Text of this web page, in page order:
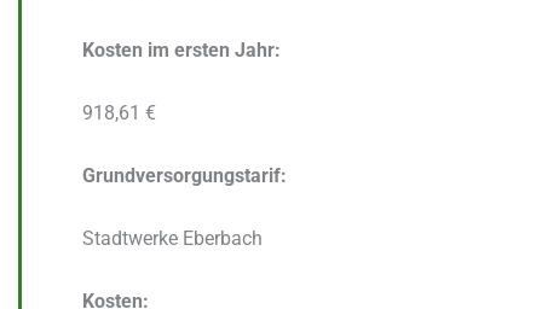
Kosten im ersten Jahr:
918,61 €
Grundversorgungstarif:
Stadtwerke Eberbach
Kosten: